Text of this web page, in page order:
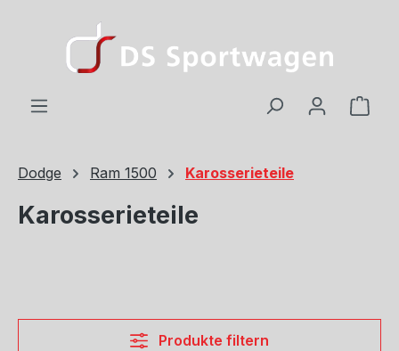
Zum Hauptinhalt springen
Dodge Ram 1500 Karosserieteile
Karosserieteile
Produkte filtern